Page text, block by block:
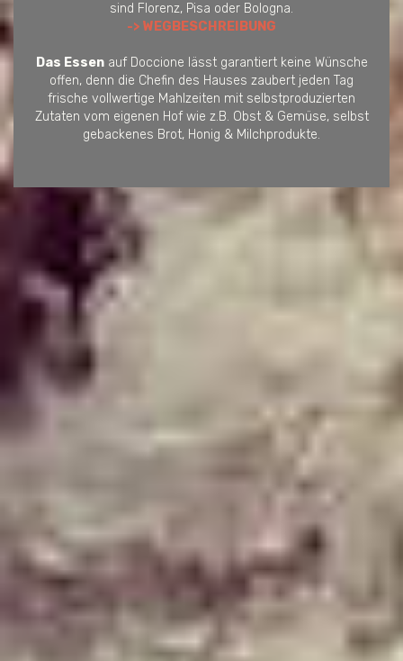
sind Florenz, Pisa oder Bologna.
-> WEGBESCHREIBUNG
Das Essenauf Doccione lässt garantiert keine Wünsche
offen, denn die Chefin des Hauses zaubert jeden Tag
frische vollwertige Mahlzeiten mit selbstproduzierten
Zutaten vom eigenen Hof wie z.B. Obst & Gemüse, selbst
gebackenes Brot, Honig & Milchprodukte.